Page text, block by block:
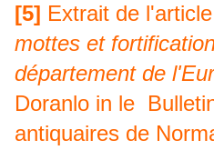
[5] Extrait de l'article
mottes et
département de
Doranlo in le
antiquaires de